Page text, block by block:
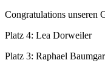
Congratulations unseren
Platz 4: Lea Dorweiler
Platz 3: Raphael